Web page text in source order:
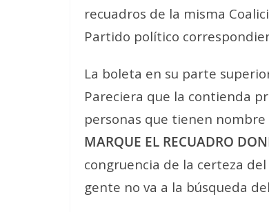
recuadros de la misma
Partido político
La boleta en su parte
Pareciera que la contienda
personas que tienen
MARQUE EL RECUADRO
congruencia de la certeza
gente no va a la búsqueda